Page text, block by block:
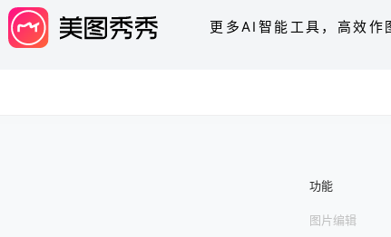
更多AI智能工具，高效作
功能
图片编辑